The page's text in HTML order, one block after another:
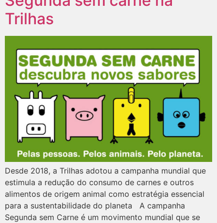
Trilhas
Desde 2018, a Trilhas adotou a campanha mundial que
estimula a redução do consumo de carnes e outros
alimentos de origem animal como estratégia essencial
para a sustentabilidade do planeta A campanha
Segunda sem Carne é um movimento mundial que se